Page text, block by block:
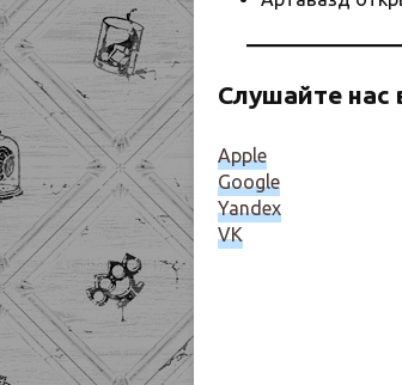
Слушайте нас
Apple
Google
Yandex
VK